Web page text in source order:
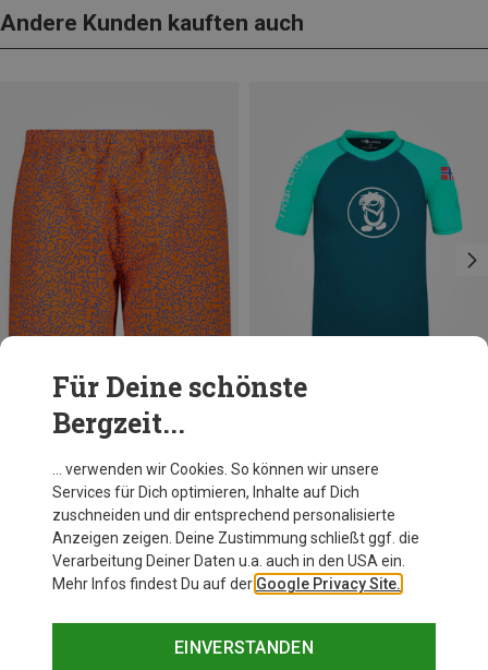
Andere Kunden kauften auch
Du sparst 46%
Für Deine schönste
Bergzeit...
… verwenden wir Cookies. So können wir unsere
Services für Dich optimieren, Inhalte auf Dich
zuschneiden und dir entsprechend personalisierte
Anzeigen zeigen. Deine Zustimmung schließt ggf. die
Verarbeitung Deiner Daten u.a. auch in den USA ein.
Mehr Infos findest Du auf der Google Privacy Site.
EINVERSTANDEN